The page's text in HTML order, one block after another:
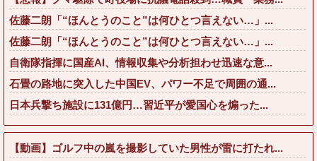
佐藤二朗「“ほんとうのこと”は何ひとつ言えない…」...
佐藤二朗「“ほんとうのこと”は何ひとつ言えない…」...
自衛隊指揮に国産AI、情報収集や分析担わせ迅速な意...
石畳の路地に突入した中国EV、パワー不足で周囲の通...
日本兵撃ち施設に131億円…習近平が愛国心を煽った...
【動画】ゴルフ中の嵐を撮影していた男性が雷に打たれ...